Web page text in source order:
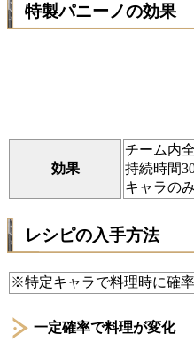
特製パニーノの効果
効果
チーム内
持続時間
キャラの
レシピの入手方法
※特定キャラで料理時に確
一定確率で料理が変化